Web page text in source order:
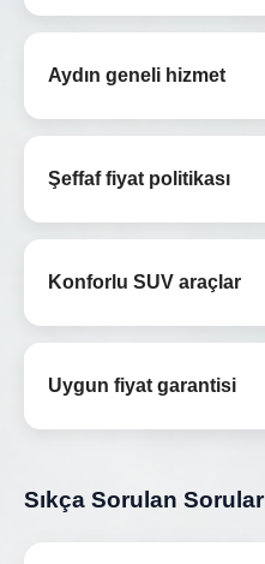
Aydın geneli hizmet
Şeffaf fiyat politikası
Konforlu SUV araçlar
Uygun fiyat garantisi
Sıkça Sorulan Sorular